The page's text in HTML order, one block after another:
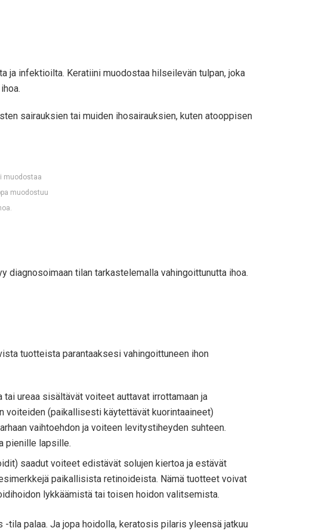
ja infektioilta. Keratiini muodostaa hilseilevän tulpan, joka
sairauksien tai muiden ihosairauksien, kuten atooppisen
muodostaa
muodostuu
tilan tarkastelemalla vahingoittunutta ihoa.
tuotteista parantaaksesi vahingoittuneen ihon
ureaa sisältävät voiteet auttavat irrottamaan ja
voiteiden (paikallisesti käytettävät kuorintaaineet)
vaihtoehdon ja voiteen levitystiheyden suhteen.
pienille lapsille.
saadut voiteet edistävät solujen kiertoa ja estävät
paikallisista retinoideista. Nämä tuotteet voivat
lykkäämistä tai toisen hoidon valitsemista.
tila palaa. Ja jopa hoidolla, keratosis pilaris yleensä jatkuu